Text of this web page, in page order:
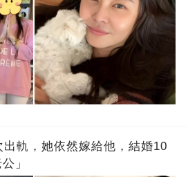
軌，她依然嫁給他，結婚10
」